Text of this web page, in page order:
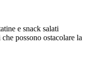
e snack salati
possono ostacolare la